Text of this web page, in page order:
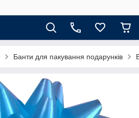
Банти для пакування подарунків